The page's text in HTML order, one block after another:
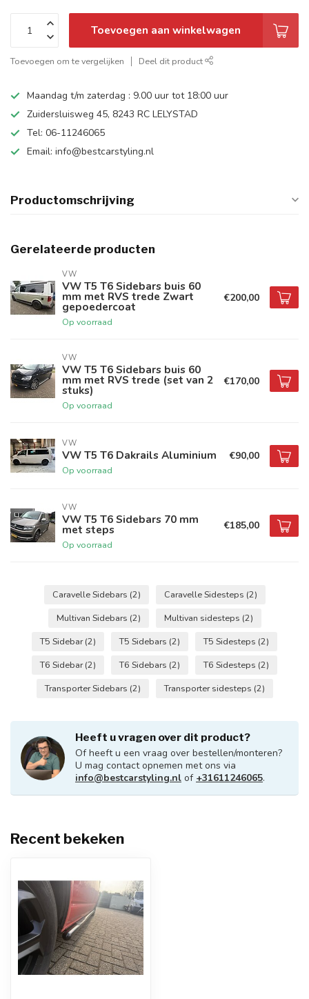
Toevoegen aan winkelwagen
Toevoegen om te vergelijken Deel dit product
Maandag t/m zaterdag : 9.00 uur tot 18:00 uur
Zuidersluisweg 45, 8243 RC LELYSTAD
Tel: 06-11246065
Email: info@bestcarstyling.nl
Productomschrijving
Gerelateerde producten
VW
VW T5 T6 Sidebars buis 60
mm met RVS trede Zwart
gepoedercoat
Op voorraad
€200,00
VW
VW T5 T6 Sidebars buis 60
mm met RVS trede (set van 2
stuks)
Op voorraad
€170,00
VW
VW T5 T6 Dakrails Aluminium
Op voorraad
€90,00
VW
VW T5 T6 Sidebars 70 mm
met steps
Op voorraad
€185,00
Caravelle Sidebars (2) Caravelle Sidesteps (2)
Multivan Sidebars (2) Multivan sidesteps (2)
T5 Sidebar(2) T5 Sidebars (2) T5 Sidesteps (2)
T6 Sidebar(2) T6 Sidebars (2) T6 Sidesteps (2)
Transporter Sidebars (2) Transporter sidesteps (2)
Heeft u vragen over dit product?
Of heeft u een vraag over bestellen/monteren?
U mag contact opnemen met ons via
info@bestcarstyling.nl of +31611246065.
Recent bekeken